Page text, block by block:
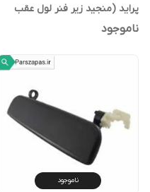
پراید (منجید زیر فنر لول عقب
پراید)
ناموجود
ناموجود